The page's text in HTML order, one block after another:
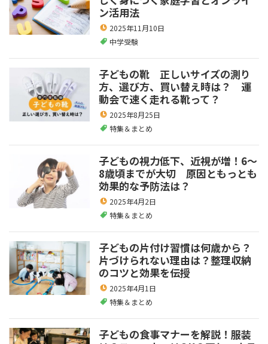
ン活用法
2025年11月10日
中学受験
子どもの靴 正しいサイズの測り
方、選び方、買い替え時は？ 運
動会で速く走れる靴って？
2025年8月25日
特集＆まとめ
子どもの視力低下、近視が増！6～
8歳頃までが大切 原因ともっとも
効果的な予防法は？
2025年4月2日
特集＆まとめ
子どもの片付け習慣は何歳から？
片づけられない理由は？整理収納
のコツと効果を伝授
2025年4月1日
特集＆まとめ
子どもの食事マナーを解説！服装